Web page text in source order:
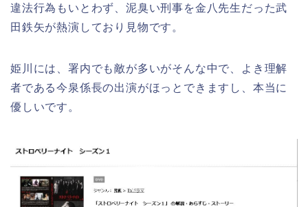
違法行為もいとわず、泥臭い刑事を金八先生だった武
田鉄矢が熱演しており見物です。
姫川には、署内でも敵が多いがそんな中で、よき理解
者である今泉係長の出演がほっとできますし、本当に
優しいです。